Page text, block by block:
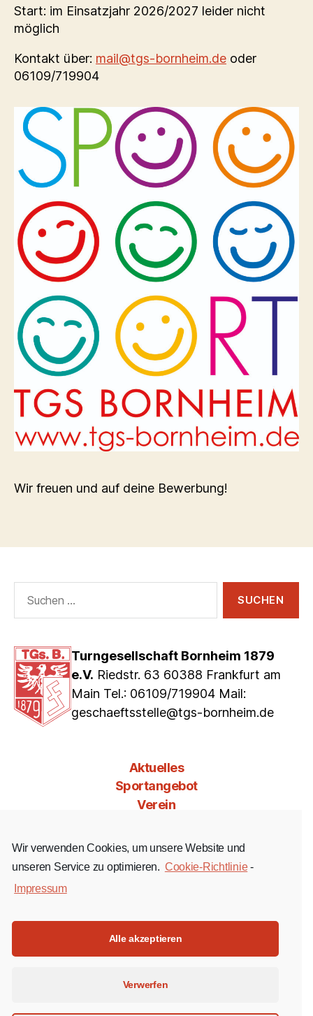
Start: im Einsatzjahr 2026/2027 leider nicht
möglich
Kontakt über: mail@tgs-bornheim.de oder
06109/719904
Wir freuen und auf deine Bewerbung!
Turngesellschaft Bornheim 1879
e.V. Riedstr. 63 60388 Frankfurt am
Main Tel.: 06109/719904 Mail:
geschaeftsstelle@tgs-bornheim.de
nach:
Aktuelles
Sportangebot
Verein
Jobs & Co
Kontakt
Facebook Instagram YouTube
Impressum
Wir verwenden Cookies, um unsere Website und
unseren Service zu optimieren. Cookie-Richtlinie-
Impressum
Alle akzeptieren
Verwerfen